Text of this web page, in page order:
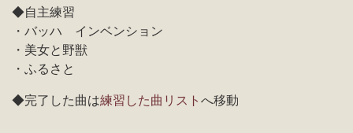
◆自主練習
・バッハ インベンション
・美女と野獣
・ふるさと
◆完了した曲は練習した曲リスト へ移動